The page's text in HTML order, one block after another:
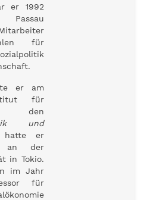
er 1992
für
er am
für
den
und
er
an der
in Tokio.
im Jahr
für